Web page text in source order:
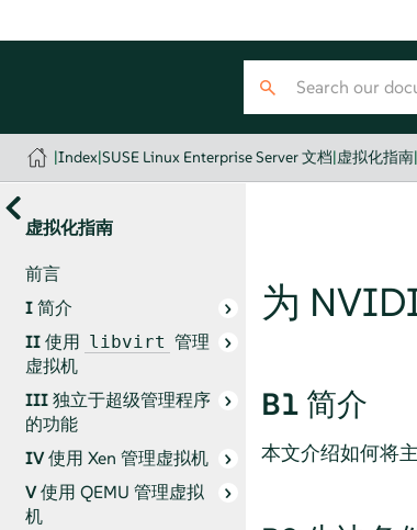
|Index|SUSE Linux Enterprise Server 文档|虚拟化指南|
虚拟化指南
前言
I简介
II使用 libvirt 管理
虚拟机
III独立于超级管理程序
的功能
IV使用 Xen 管理虚拟机
V使用 QEMU 管理虚拟
机
为
B1 简介
本文介绍如何将